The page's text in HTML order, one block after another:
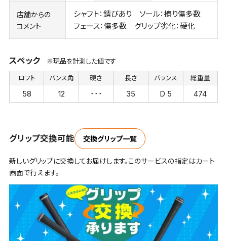
店舗からの
コメント
シャフト：錆びあり ソール：擦り傷多数
フェース：傷多数 グリップ劣化：硬化
スペック ※現品を計測した値です
ロフト
58
バンス角
12
硬さ
･･･
長さ
35
バランス
D 5
総重量
474
グリップ交換可能 交換グリップ一覧
新しいグリップに交換してお届けします。このサービスの指定はカート
画面で行えます。